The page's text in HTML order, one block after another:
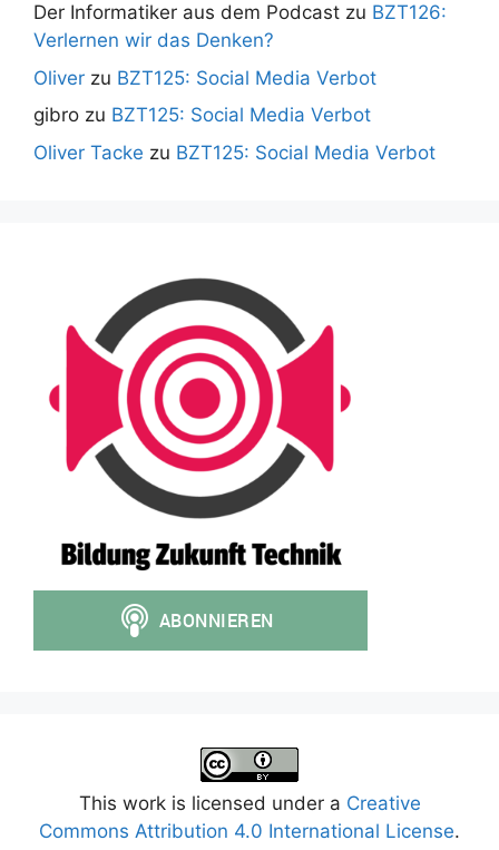
Der Informatiker aus dem Podcast zu BZT126:
Verlernen wir das Denken?
Oliver zu BZT125: Social Media Verbot
gibro zu BZT125: Social Media Verbot
Oliver Tacke zu BZT125: Social Media Verbot
This work is licensed under a Creative
Commons Attribution 4.0 International License.